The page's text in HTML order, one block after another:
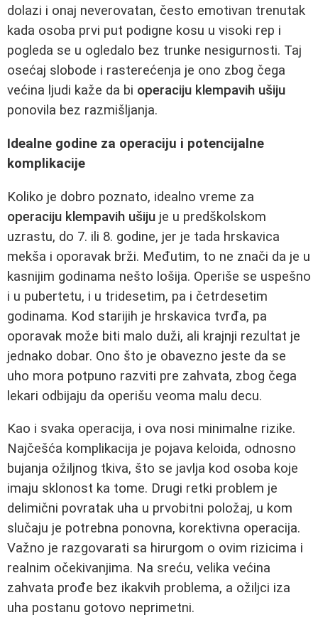
dolazi i onaj neverovatan, često emotivan trenutak
kada osoba prvi put podigne kosu u visoki rep i
pogleda se u ogledalo bez trunke nesigurnosti. Taj
osećaj slobode i rasterećenja je ono zbog čega
većina ljudi kaže da bi operaciju klempavih ušiju
ponovila bez razmišljanja.
Idealne godine za operaciju i potencijalne
komplikacije
Koliko je dobro poznato, idealno vreme za
operaciju klempavih ušiju je u predškolskom
uzrastu, do 7. ili 8. godine, jer je tada hrskavica
mekša i oporavak brži. Međutim, to ne znači da je u
kasnijim godinama nešto lošija. Operiše se uspešno
i u pubertetu, i u tridesetim, pa i četrdesetim
godinama. Kod starijih je hrskavica tvrđa, pa
oporavak može biti malo duži, ali krajnji rezultat je
jednako dobar. Ono što je obavezno jeste da se
uho mora potpuno razviti pre zahvata, zbog čega
lekari odbijaju da operišu veoma malu decu.
Kao i svaka operacija, i ova nosi minimalne rizike.
Najčešća komplikacija je pojava keloida, odnosno
bujanja ožiljnog tkiva, što se javlja kod osoba koje
imaju sklonost ka tome. Drugi retki problem je
delimični povratak uha u prvobitni položaj, u kom
slučaju je potrebna ponovna, korektivna operacija.
Važno je razgovarati sa hirurgom o ovim rizicima i
realnim očekivanjima. Na sreću, velika većina
zahvata prođe bez ikakvih problema, a ožiljci iza
uha postanu gotovo neprimetni.